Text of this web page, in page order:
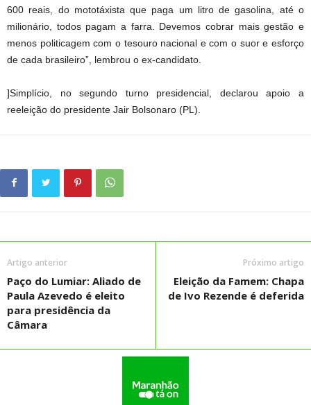
600 reais, do mototáxista que paga um litro de gasolina, até o
milionário, todos pagam a farra. Devemos cobrar mais gestão e
menos politicagem com o tesouro nacional e com o suor e esforço
de cada brasileiro”, lembrou o ex-candidato.
]Simplício, no segundo turno presidencial, declarou apoio a
reeleição do presidente Jair Bolsonaro (PL).
Artigo anterior
Paço do Lumiar: Aliado de
Paula Azevedo é eleito
para presidência da
Câmara
Próximo artigo
Eleição da Famem: Chapa
de Ivo Rezende é deferida